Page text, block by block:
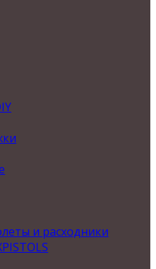
и расходники